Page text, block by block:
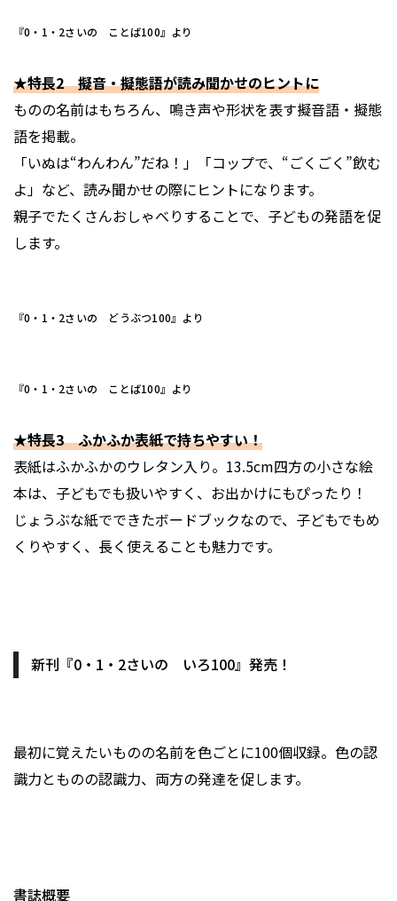
『0・1・2さいの ことば100』より
★特長2 擬音・擬態語が読み聞かせのヒントに
ものの名前はもちろん、鳴き声や形状を表す擬音語・擬態
語を掲載。
「いぬは“わんわん”だね！」「コップで、“ごくごく”飲む
よ」など、読み聞かせの際にヒントになります。
親子でたくさんおしゃべりすることで、子どもの発語を促
します。
『0・1・2さいの どうぶつ100』より
『0・1・2さいの ことば100』より
★特長3 ふかふか表紙で持ちやすい！
表紙はふかふかのウレタン入り。13.5cm四方の小さな絵
本は、子どもでも扱いやすく、お出かけにもぴったり！
じょうぶな紙でできたボードブックなので、子どもでもめ
くりやすく、長く使えることも魅力です。
新刊『0・1・2さいの いろ100』発売！
最初に覚えたいものの名前を色ごとに100個収録。色の認
識力とものの認識力、両方の発達を促します。
書誌概要